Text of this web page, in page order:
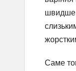
швидше,
Саме